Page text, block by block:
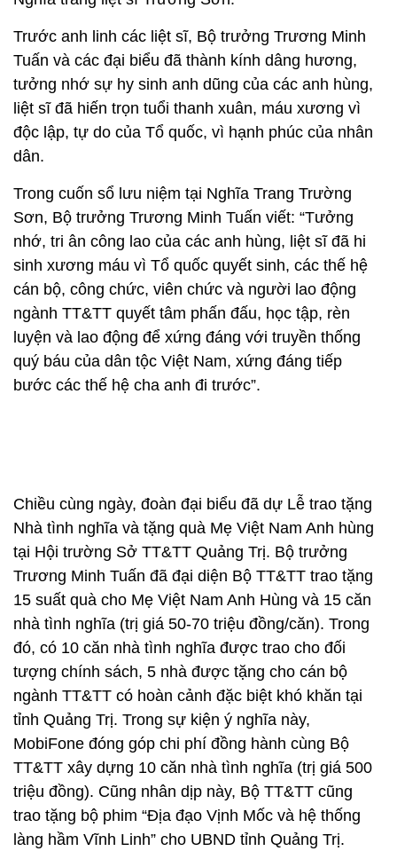
Trước anh linh các liệt sĩ, Bộ trưởng Trương Minh
Tuấn và các đại biểu đã thành kính dâng hương,
tưởng nhớ sự hy sinh anh dũng của các anh hùng,
liệt sĩ đã hiến trọn tuổi thanh xuân, máu xương vì
độc lập, tự do của Tổ quốc, vì hạnh phúc của nhân
dân.
Trong cuốn sổ lưu niệm tại Nghĩa Trang Trường
Sơn, Bộ trưởng Trương Minh Tuấn viết: “Tưởng
nhớ, tri ân công lao của các anh hùng, liệt sĩ đã hi
sinh xương máu vì Tổ quốc quyết sinh, các thế hệ
cán bộ, công chức, viên chức và người lao động
ngành TT&TT quyết tâm phấn đấu, học tập, rèn
luyện và lao động để xứng đáng với truyền thống
quý báu của dân tộc Việt Nam, xứng đáng tiếp
bước các thế hệ cha anh đi trước”.
Chiều cùng ngày, đoàn đại biểu đã dự Lễ trao tặng
Nhà tình nghĩa và tặng quà Mẹ Việt Nam Anh hùng
tại Hội trường Sở TT&TT Quảng Trị. Bộ trưởng
Trương Minh Tuấn đã đại diện Bộ TT&TT trao tặng
15 suất quà cho Mẹ Việt Nam Anh Hùng và 15 căn
nhà tình nghĩa (trị giá 50-70 triệu đồng/căn). Trong
đó, có 10 căn nhà tình nghĩa được trao cho đối
tượng chính sách, 5 nhà được tặng cho cán bộ
ngành TT&TT có hoàn cảnh đặc biệt khó khăn tại
tỉnh Quảng Trị. Trong sự kiện ý nghĩa này,
MobiFone đóng góp chi phí đồng hành cùng Bộ
TT&TT xây dựng 10 căn nhà tình nghĩa (trị giá 500
triệu đồng). Cũng nhân dịp này, Bộ TT&TT cũng
trao tặng bộ phim “Địa đạo Vịnh Mốc và hệ thống
làng hầm Vĩnh Linh” cho UBND tỉnh Quảng Trị.